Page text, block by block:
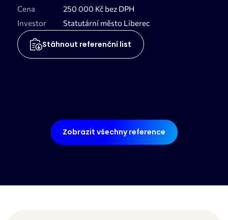
Cena
250 000 Kč bez DPH
Investor
Statutární město Liberec
Stáhnout referenční list
Zobrazit všechny reference